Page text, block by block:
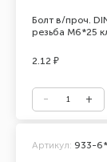
Болт в/проч.
резьба М6*25
2.12 ₽
Артикул: 933-